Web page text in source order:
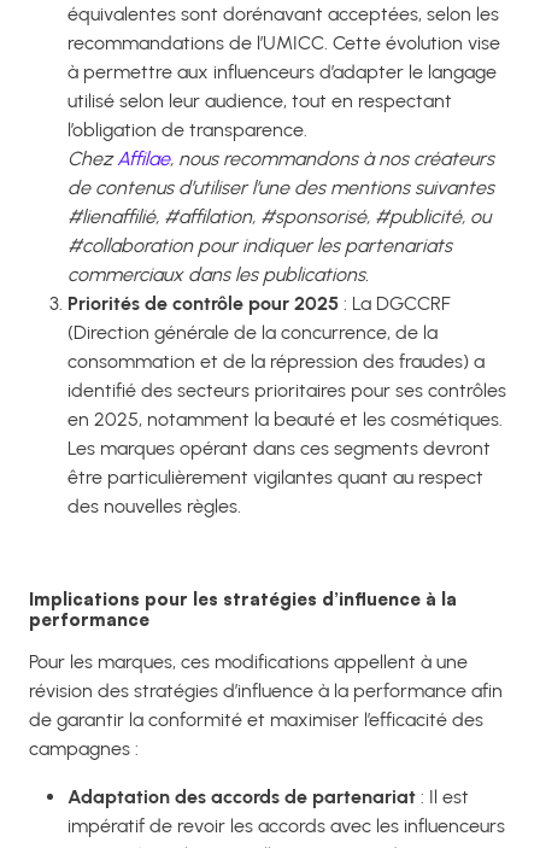
équivalentes sont dorénavant acceptées, selon les
recommandations de l’UMICC. Cette évolution vise
à permettre aux influenceurs d’adapter le langage
utilisé selon leur audience, tout en respectant
l’obligation de transparence.
ChezAffilae, nous recommandons à nos créateurs
de contenus d’utiliser l’une des mentions suivantes
#lienaffilié, #affilation, #sponsorisé, #publicité, ou
#collaboration pour indiquer les partenariats
commerciaux dans les publications.
Priorités de contrôle pour 2025 : La DGCCRF
(Direction générale de la concurrence, de la
consommation et de la répression des fraudes) a
identifié des secteurs prioritaires pour ses contrôles
en 2025, notamment la beauté et les cosmétiques.
Les marques opérant dans ces segments devront
être particulièrement vigilantes quant au respect
des nouvelles règles.
Implications pour les stratégies d’influence à la
performance
Pour les marques, ces modifications appellent à une
révision des stratégies d’influence à la performance afin
de garantir la conformité et maximiser l’efficacité des
campagnes :
Adaptation des accords de partenariat : Il est
impératif de revoir les accords avec les influenceurs